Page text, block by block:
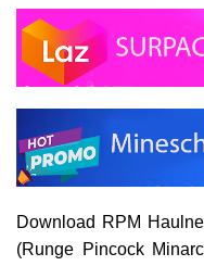
Download RPM
(Runge Pincock